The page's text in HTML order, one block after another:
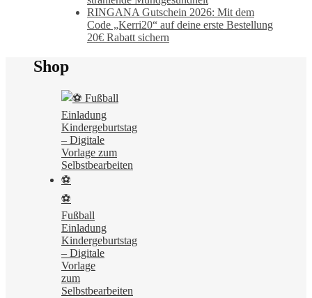
RINGANA Gutschein 2026: Mit dem
Code „Kerri20“ auf deine erste Bestellung
20€ Rabatt sichern
Shop
⚽
Fußball
Einladung
Kindergeburtstag
– Digitale
Vorlage
zum
Selbstbearbeiten